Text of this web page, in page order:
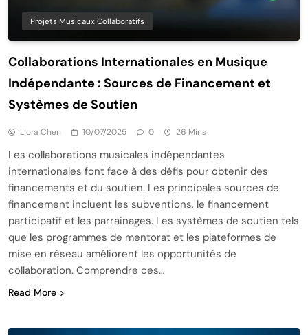
Projets Musicaux Collaboratifs
Collaborations Internationales en Musique
Indépendante : Sources de Financement et
Systèmes de Soutien
Liora Chen 10/07/2025 0 26 Mins
Les collaborations musicales indépendantes
internationales font face à des défis pour obtenir des
financements et du soutien. Les principales sources de
financement incluent les subventions, le financement
participatif et les parrainages. Les systèmes de soutien tels
que les programmes de mentorat et les plateformes de
mise en réseau améliorent les opportunités de
collaboration. Comprendre ces…
Read More